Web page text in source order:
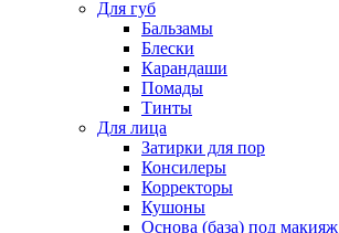
Для губ
Бальзамы
Блески
Карандаши
Помады
Тинты
Для лица
Затирки для пор
Консилеры
Корректоры
Кушоны
Основа (база) под макияж